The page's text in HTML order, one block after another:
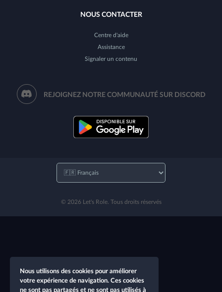
NOUS CONTACTER
Centre d'aide
Assistance
Signaler un contenu
REJOIGNEZ NOTRE COMMUNAUTÉ SUR DISCORD
© 2026 Let's Role. Tous droits réservés
Nous utilisons des cookies pour améliorer
votre expérience de navigation. Ces cookies
ne sont pas partagés et ne sont pas utilisés à